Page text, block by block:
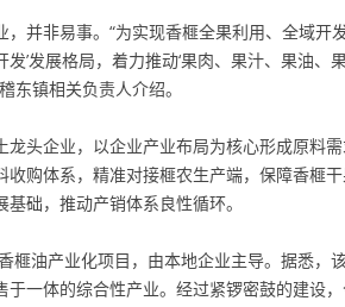
并非易事。“为实现香榧全果利用、全域开
’发展格局，着力推动‘果肉、果汁、果油、
东镇相关负责人介绍。
龙头企业，以企业产业布局为核心形成原料
收购体系，精准对接榧农生产端，保障香榧
础，推动产销体系良性循环。
榧油产业化项目，由本地企业主导。据悉，
于一体的综合性产业。经过紧锣密鼓的建设